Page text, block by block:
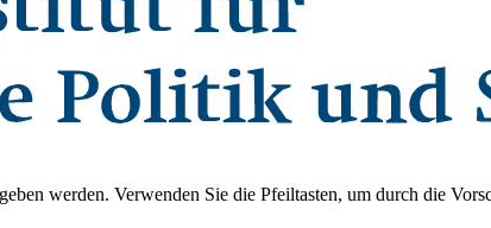
werden. Verwenden Sie die Pfeiltasten, um durch die